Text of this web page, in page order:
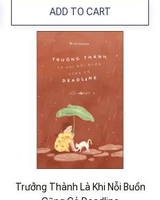
ADD TO CART
Trưởng Thành Là Khi Nỗi Buồn